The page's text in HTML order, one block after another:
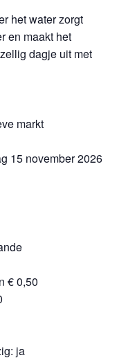
het water zorgt
en maakt het
dagje uit met
markt
15 november 2026
€ 0,50
ja